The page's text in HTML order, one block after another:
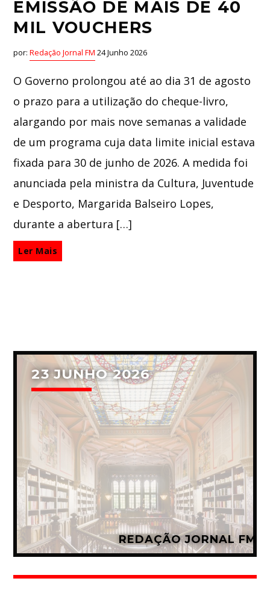
EMISSÃO DE MAIS DE 40
MIL VOUCHERS
por:Redação Jornal FM 24 Junho 2026
O Governo prolongou até ao dia 31 de agosto
o prazo para a utilização do cheque-livro,
alargando por mais nove semanas a validade
de um programa cuja data limite inicial estava
fixada para 30 de junho de 2026. A medida foi
anunciada pela ministra da Cultura, Juventude
e Desporto, Margarida Balseiro Lopes,
durante a abertura […]
Ler Mais
23 JUNHO 2026
REDAÇÃO JORNAL FM